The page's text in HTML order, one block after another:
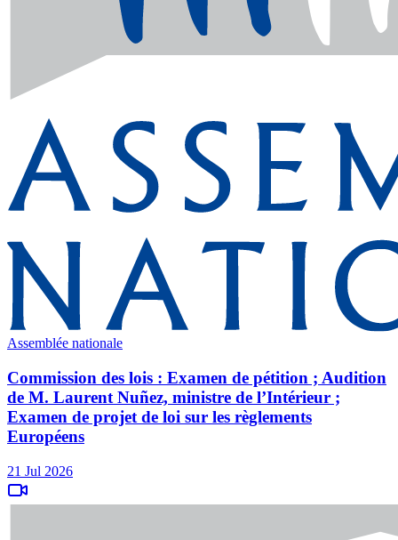
Assemblée nationale
Commission des lois : Examen de pétition ; Audition
de M. Laurent Nuñez, ministre de l’Intérieur ;
Examen de projet de loi sur les règlements
Européens
21 Jul 2026